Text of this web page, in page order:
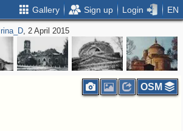
Gallery Sign up Login EN
Irina_D, 2 April 2015
OSM